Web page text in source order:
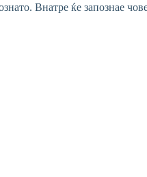
Внатре ќе запознае